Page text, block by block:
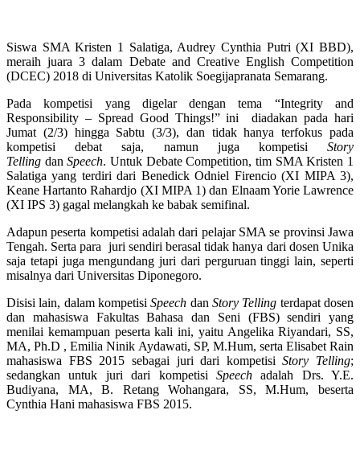
Siswa SMA Kristen 1 Salatiga, Audrey Cynthia Putri (XI BBD),
meraih juara 3 dalam Debate and Creative English Competition
(DCEC) 2018 di Universitas Katolik Soegijapranata Semarang.
Pada kompetisi yang digelar dengan tema “Integrity and
Responsibility – Spread Good Things!” ini diadakan pada hari
Jumat (2/3) hingga Sabtu (3/3), dan tidak hanya terfokus pada
kompetisi debat saja, namun juga kompetisi Story
Telling danSpeech. Untuk Debate Competition, tim SMA Kristen 1
Salatiga yang terdiri dari Benedick Odniel Firencio (XI MIPA 3),
Keane Hartanto Rahardjo (XI MIPA 1) dan Elnaam Yorie Lawrence
(XI IPS 3) gagal melangkah ke babak semifinal.
Adapun peserta kompetisi adalah dari pelajar SMA se provinsi Jawa
Tengah. Serta para juri sendiri berasal tidak hanya dari dosen Unika
saja tetapi juga mengundang juri dari perguruan tinggi lain, seperti
misalnya dari Universitas Diponegoro.
Disisi lain, dalam kompetisiSpeech danStory Telling terdapat dosen
dan mahasiswa Fakultas Bahasa dan Seni (FBS) sendiri yang
menilai kemampuan peserta kali ini, yaitu Angelika Riyandari, SS,
MA, Ph.D , Emilia Ninik Aydawati, SP, M.Hum, serta Elisabet Rain
mahasiswa FBS 2015 sebagai juri dari kompetisiStory Telling;
sedangkan untuk juri dari kompetisi Speechadalah Drs. Y.E.
Budiyana, MA, B. Retang Wohangara, SS, M.Hum, beserta
Cynthia Hani mahasiswa FBS 2015.